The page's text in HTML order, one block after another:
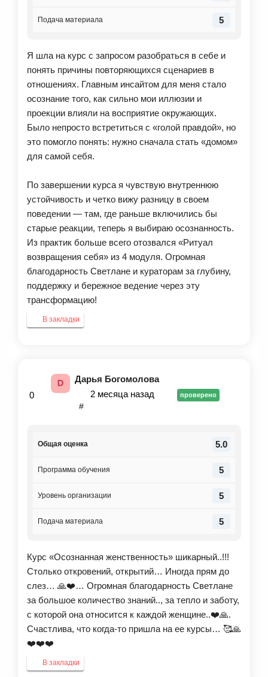
значительно облегчает жизнь. Так-то!)
нетерпением и ожиданием 2-ой ступени.
5
Подача материала
Я шла на курс с запросом разобраться в себе и
понять причины повторяющихся сценариев в
отношениях. Главным инсайтом для меня стало
осознание того, как сильно мои иллюзии и
проекции влияли на восприятие окружающих.
Было непросто встретиться с «голой правдой», но
это помогло понять: нужно сначала стать «домом»
для самой себя.
По завершении курса я чувствую внутреннюю
устойчивость и четко вижу разницу в своем
поведении — там, где раньше включились бы
старые реакции, теперь я выбираю осознанность.
Из практик больше всего отозвался «Ритуал
возвращения себя» из 4 модуля. Огромная
благодарность Светлане и кураторам за глубину,
поддержку и бережное ведение через эту
трансформацию!
В закладки
0
Дарья Богомолова
2 месяца назад
проверено
#
5.0
Общая оценка
5
Программа обучения
5
Уровень организации
5
Подача материала
Курс «Осознанная женственность» шикарный..!!!
Столько откровений, открытий… Иногда прям до
слез… 🙏❤️… Огромная благодарность Светлане
за большое количество знаний.., за тепло и заботу,
с которой она относится к каждой женщине..❤️🙏.
Счастлива, что когда-то пришла на ее курсы… 🥰🙏
❤️❤️❤️
В закладки